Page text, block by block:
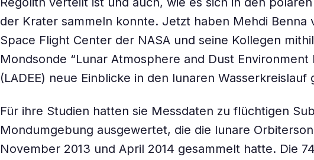
der Krater sammeln konnte. Jetzt haben Mehdi Benna
Space Flight Center der NASA und seine Kollegen
Mondsonde “Lunar Atmosphere and Dust Environment
(LADEE) neue Einblicke in den lunaren Wasserkreislauf
Für ihre Studien hatten sie Messdaten zu flüchtigen
Mondumgebung ausgewertet, die die lunare
November 2013 und April 2014 gesammelt hatte. Die